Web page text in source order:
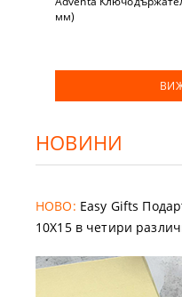
мм)
НОВИНИ
НОВО: Easy Gifts
10X15 в четири